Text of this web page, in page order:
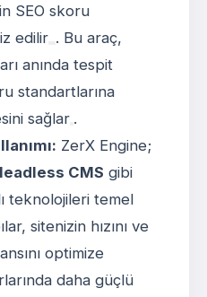
SEO skoru
edilir . Bu araç,
anında tespit
standartlarına
sağlar .
ZerX Engine;
CMS gibi
teknolojileri temel
sitenizin hızını ve
optimize
daha güçlü